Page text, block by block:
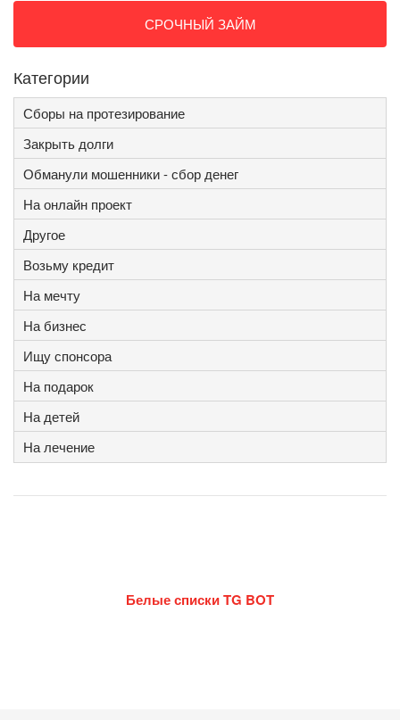
СРОЧНЫЙ ЗАЙМ
Категории
Сборы на протезирование
Закрыть долги
Обманули мошенники - сбор денег
На онлайн проект
Другое
Возьму кредит
На мечту
На бизнес
Ищу спонсора
На подарок
На детей
На лечение
Белые списки TG BOT